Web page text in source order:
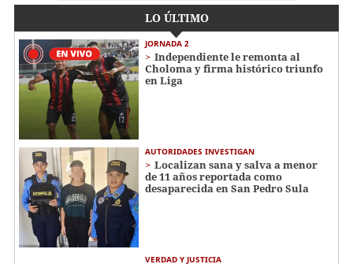
LO ÚLTIMO
JORNADA 2
Independiente le remonta al
Choloma y firma histórico triunfo
en Liga
AUTORIDADES INVESTIGAN
Localizan sana y salva a menor
de 11 años reportada como
desaparecida en San Pedro Sula
VERDAD Y JUSTICIA